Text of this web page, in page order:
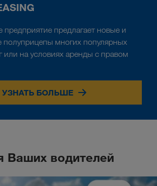
предлагает новые и
многих популярных
или на условиях аренды с правом
УЗНАТЬ БОЛЬШЕ
Ваших водителей